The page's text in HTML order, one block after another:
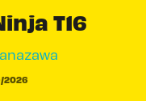
T16
2026